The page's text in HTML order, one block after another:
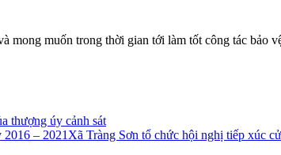
muốn trong thời gian tới làm tốt công tác bảo
thượng úy cảnh sát
Xã Tràng Sơn tổ chức hội nghị tiếp xúc